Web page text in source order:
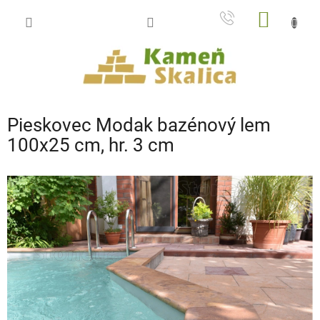
Pieskovec Modak bazénový lem
100x25 cm, hr. 3 cm